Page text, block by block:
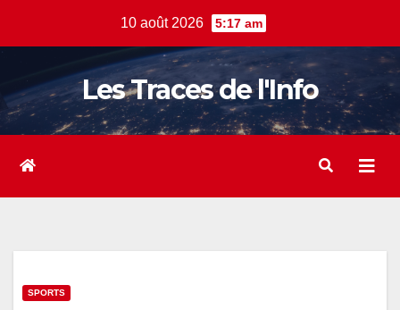
10 août 2026 5:17 am
Les Traces de l'Info
SPORTS